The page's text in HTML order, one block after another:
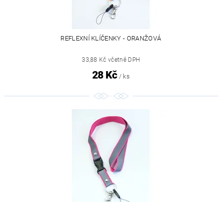
REFLEXNÍ KLÍČENKY - ORANŽOVÁ
33,88 Kč včetně DPH
28 Kč / ks